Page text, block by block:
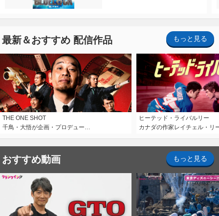
最新＆おすすめ 配信作品 もっと見る
THE ONE SHOT
千鳥・大悟が企画・プロデュー…
ヒーテッド・ライバルリー
カナダの作家レイチェル・リ
おすすめ動画 もっと見る